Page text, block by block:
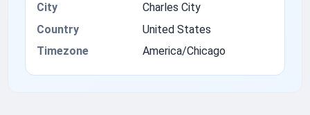
City
Charles City
Country
United States
Timezone
America/Chicago